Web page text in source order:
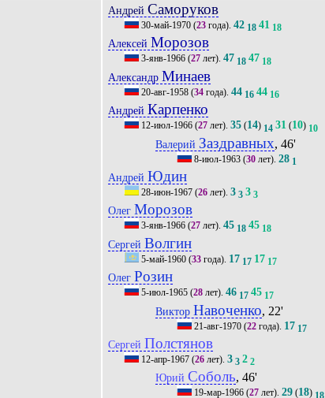
АндрейСаморуков
30-май-1970 (23 года).42 18 41 18
АлексейМорозов
3-янв-1966 (27 лет).47 18 47 18
Александр Минаев
20-авг-1958 (34 года).44 16 44 16
Андрей Карпенко
12-июл-1966 (27 лет).35 (14) 14 31 (10) 10
Валерий Заздравных, 46'
8-июл-1963(30лет). 28 1
Андрей Юдин
28-июн-1967 (26 лет).3 3 3 3
ОлегМорозов
3-янв-1966 (27 лет).45 18 45 18
Сергей Волгин
5-май-1960 (33 года). 17 17 17 17
Олег Розин
5-июл-1965 (28 лет).46 17 45 17
Виктор Навоченко, 22'
21-авг-1970(22года). 17 17
Сергей Полстянов
12-апр-1967 (26 лет).3 3 2 2
ЮрийСоболь, 46'
19-мар-1966(27лет). 29(18) 18